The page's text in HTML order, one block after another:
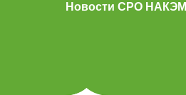
Новости СРО НАКЭМ